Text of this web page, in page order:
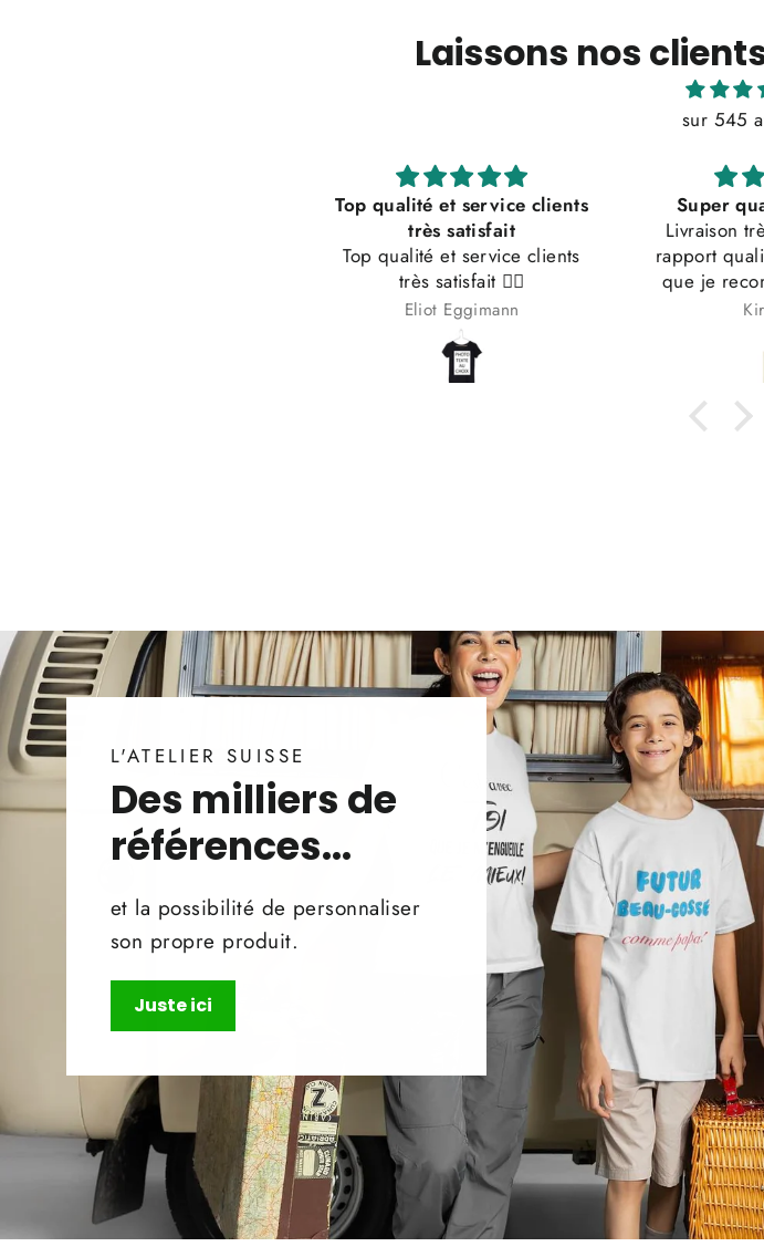
Laissons nos
sur 545
Top qualité et service clients
très satisfait
Top qualité et service clients
très satisfait 👌🏼
Eliot Eggimann
Super
Livraison très
rapport qualité
que je
Kirsty
L'ATELIER SUISSE
Des milliers de
références...
et la possibilité de personnaliser
son propre produit.
Juste ici